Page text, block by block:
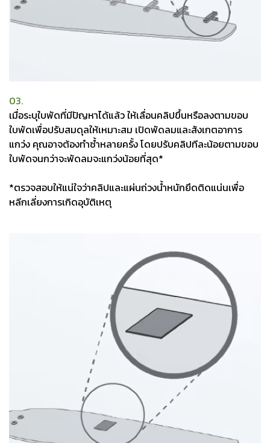
03.
เมื่อระบุใบพัดที่มีปัญหาได้แล้ว ให้เลื่อนคลิปขึ้นหรือลงตามขอบ
ใบพัดเพื่อปรับสมดุลให้เหมาะสม เปิดพัดลมและสังเกตอาการ
แกว่ง คุณอาจต้องทำซ้ำหลายครั้ง โดยปรับคลิปทีละน้อยตามขอบ
ใบพัดจนกว่าจะพัดลมจะแกว่งน้อยที่สุด*
*ตรวจสอบให้แน่ใจว่าคลิปและแผ่นถ่วงน้ำหนักยึดติดแน่นเพื่อ
หลีกเลี่ยงการเกิดอุบัติเหตุ